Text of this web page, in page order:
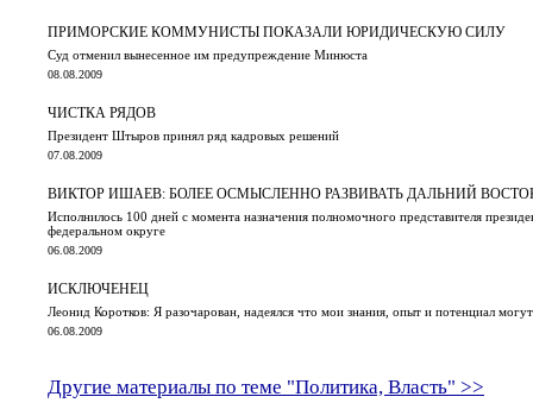
ПРИМОРСКИЕ КОММУНИСТЫ ПОКАЗАЛИ ЮРИДИЧЕСКУЮ СИЛУ
Суд отменил вынесенное им предупреждение Минюста
08.08.2009
ЧИСТКА РЯДОВ
Президент Штыров принял ряд кадровых решений
07.08.2009
ВИКТОР ИШАЕВ: БОЛЕЕ ОСМЫСЛЕННО РАЗВИВАТЬ ДАЛЬНИЙ
Исполнилось 100 дней с момента назначения полномочного представителя
федеральном округе
06.08.2009
ИСКЛЮЧЕНЕЦ
Леонид Коротков: Я разочарован, надеялся что мои знания, опыт и потенциал
06.08.2009
Другие материалы по теме "Политика, Власть" >>